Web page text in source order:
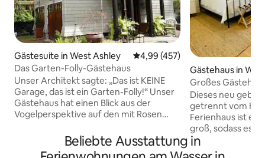
Gästesuite in West Ashley Durchschnittliche Bewertung:
4,99 (457)
Das Garten-Folly-Gästehaus
Unser Architekt sagte: „Das ist KEINE
Garage, das ist ein Garten-Folly!“ Unser
Gästehaus hat einen Blick aus der
Vogelperspektive auf den mit Rosen
Blick auf den Sumpf und den Wappoo
Creek. Als wir unsere Garage aus den
Gästehaus in
Großes
und Blick auf den
Dieses neu
getrennt vom
Ferienhaus ist
groß, sodass es
ist und einen
unseren
Beliebte Ausstattung in